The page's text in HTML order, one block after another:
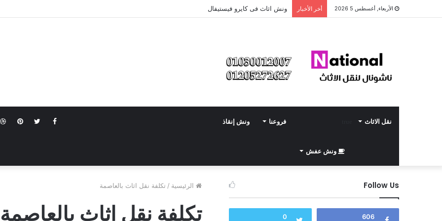
الأربعاء, أغسطس 5 2026 أخر الأخبار ونش اثاث فى كايرو فيستيفال
نقل الاثاث
ونش عفش
فروعنا ونش إنقاذ Twitter
Facebook
الرئيسية / تكلفة نقل اثاث بالعاصمة
تكلفة نقل اثاث بالعاصمة
Follow Us
606
0